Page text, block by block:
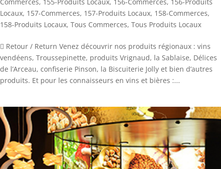
Locaux, 157-Commerces, 157-Produits Locaux, 158-Commerces,
158-Produits Locaux, Tous Commerces, Tous Produits Locaux
 Retour / Return Venez découvrir nos produits régionaux : vins
vendéens, Troussepinette, produits Vrignaud, la Sablaise, Délices
de l’Arceau, confiserie Pinson, la Biscuiterie Jolly et bien d’autres
produits. Et pour les connaisseurs en vins et bières :...